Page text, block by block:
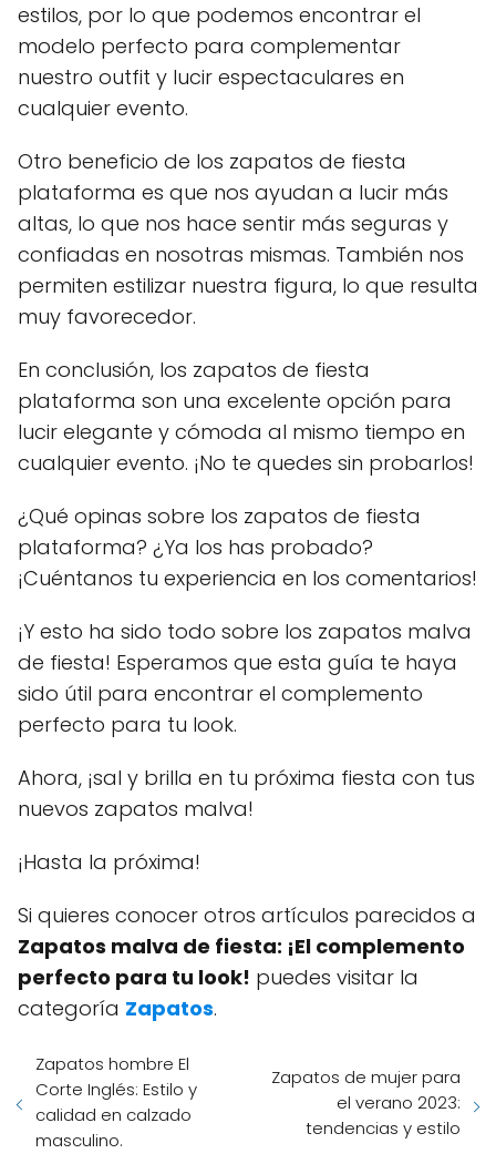
estilos, por lo que podemos encontrar el
modelo perfecto para complementar
nuestro outfit y lucir espectaculares en
cualquier evento.
Otro beneficio de los zapatos de fiesta
plataforma es que nos ayudan a lucir más
altas, lo que nos hace sentir más seguras y
confiadas en nosotras mismas. También nos
permiten estilizar nuestra figura, lo que resulta
muy favorecedor.
En conclusión, los zapatos de fiesta
plataforma son una excelente opción para
lucir elegante y cómoda al mismo tiempo en
cualquier evento. ¡No te quedes sin probarlos!
¿Qué opinas sobre los zapatos de fiesta
plataforma? ¿Ya los has probado?
¡Cuéntanos tu experiencia en los comentarios!
¡Y esto ha sido todo sobre los zapatos malva
de fiesta! Esperamos que esta guía te haya
sido útil para encontrar el complemento
perfecto para tu look.
Ahora, ¡sal y brilla en tu próxima fiesta con tus
nuevos zapatos malva!
¡Hasta la próxima!
Si quieres conocer otros artículos parecidos a
Zapatos malva de fiesta: ¡El complemento
perfecto para tu look! puedes visitar la
categoría Zapatos.
Zapatos hombre El
Corte Inglés: Estilo y
calidad en calzado
masculino.
Zapatos de mujer para
el verano 2023:
tendencias y estilo